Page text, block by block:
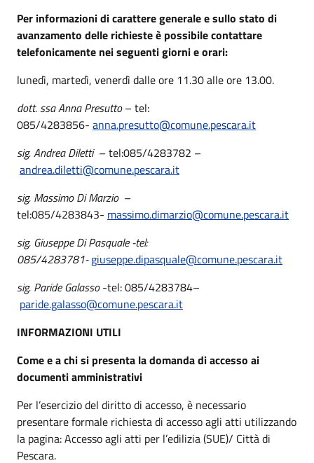
Per informazioni di carattere generale e sullo stato di
avanzamento delle richieste è possibile contattare
telefonicamente nei seguenti giorni e orari:
lunedì, martedì, venerdì dalle ore 11.30 alle ore 13.00.
dott. ssa Anna Presutto– tel:
085/4283856- anna.presutto@comune.pescara.it
sig. Andrea Diletti– tel:085/4283782 –
andrea.diletti@comune.pescara.it
sig. Massimo Di Marzio–
tel:085/4283843- massimo.dimarzio@comune.pescara.it
sig. Giuseppe Di Pasquale -tel:
085/4283781-giuseppe.dipasquale@comune.pescara.it
sig. Paride Galasso-tel: 085/4283784–
paride.galasso@comune.pescara.it
INFORMAZIONI UTILI
Come e a chi si presenta la domanda di accesso ai
documenti amministrativi
Per l’esercizio del diritto di accesso, è necessario
presentare formale richiesta di accesso agli atti utilizzando
la pagina: Accesso agli atti per l’edilizia (SUE)/ Città di
Pescara.